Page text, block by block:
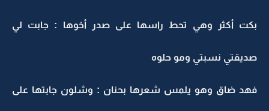
بكت أكثر وهي تحط راسها على صدر أخوها : جابت لي
صديقتي نسبتي ومو حلوه
فهد ضاق وهو يلمس شعرها بحنان : وشلون جابتها على